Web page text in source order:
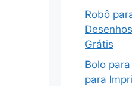
Robô
Grátis
Bolo
para